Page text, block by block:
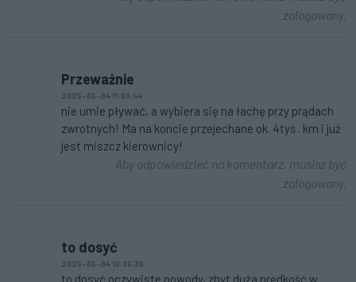
zalogowany.
Przeważnie
2025-05-04 11:03:44
nie umie pływać, a wybiera się na łachę przy prądach
zwrotnych! Ma na koncie przejechane ok. 4tyś . km i już
jest miszcz kierownicy!
Aby odpowiedzieć na komentarz, musisz być
zalogowany.
to dosyć
2025-05-04 10:35:38
to dosyć oczywiste powody, zbyt duża prędkość w